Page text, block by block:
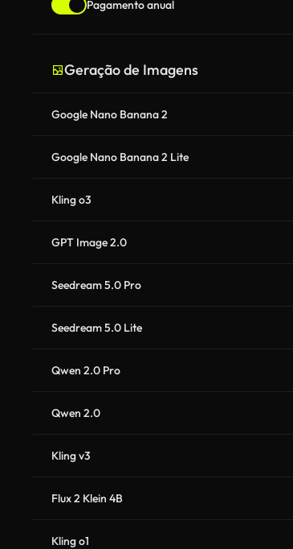
Pagamento anual
Geração de Imagens
Google Nano Banana 2
Google Nano Banana 2 Lite
Kling o3
GPT Image 2.0
Seedream 5.0 Pro
Seedream 5.0 Lite
Qwen 2.0 Pro
Qwen 2.0
Kling v3
Flux 2 Klein 4B
Kling o1